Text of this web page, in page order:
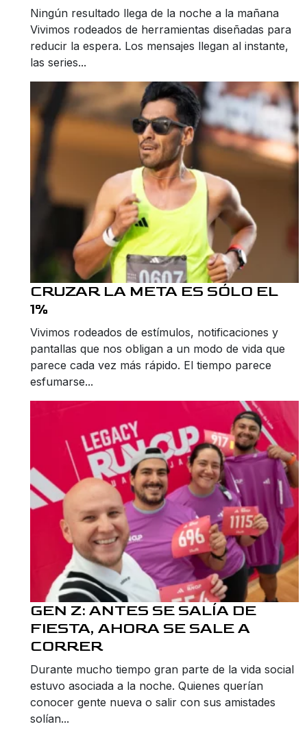
Ningún resultado llega de la noche a la mañana
Vivimos rodeados de herramientas diseñadas para
reducir la espera. Los mensajes llegan al instante,
las series...
CRUZAR LA META ES SÓLO EL
1%
Vivimos rodeados de estímulos, notificaciones y
pantallas que nos obligan a un modo de vida que
parece cada vez más rápido. El tiempo parece
esfumarse...
GEN Z: ANTES SE SALÍA DE
FIESTA, AHORA SE SALE A
CORRER
Durante mucho tiempo gran parte de la vida social
estuvo asociada a la noche. Quienes querían
conocer gente nueva o salir con sus amistades
solían...